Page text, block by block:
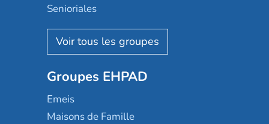
Senioriales
Nohée
Les Résidentiels
Mobicap
Domusvi
Happy Senior
Groupes EHPAD
Emeis
Maisons de Famille